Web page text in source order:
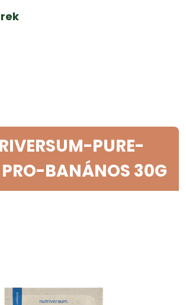
PURE-
BANÁNOS 30G